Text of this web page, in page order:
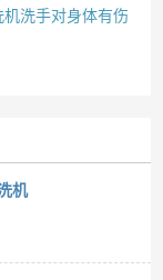
洗手对身体有伤
机